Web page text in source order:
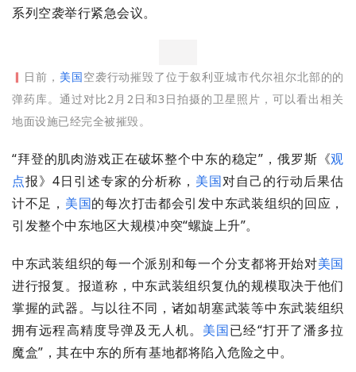
系列空袭举行紧急会议。
▎ 日前， 美国空袭行动摧毁了位于叙利亚城市代尔祖尔北部的的
弹药库。通过对比2月2日和3日拍摄的卫星照片，可以看出相关
地面设施已经完全被摧毁。
“拜登的肌肉游戏正在破坏整个中东的稳定”，俄罗斯《观
点报》4日引述专家的分析称， 美国对自己的行动后果估
计不足， 美国的每次打击都会引发中东武装组织的回应，
引发整个中东地区大规模冲突“螺旋上升”。
中东武装组织的每一个派别和每一个分支都将开始对美国
进行报复。报道称，中东武装组织复仇的规模取决于他们
掌握的武器。与以往不同，诸如胡塞武装等中东武装组织
拥有远程高精度导弹及无人机。 美国已经“打开了潘多拉
魔盒”，其在中东的所有基地都将陷入危险之中。